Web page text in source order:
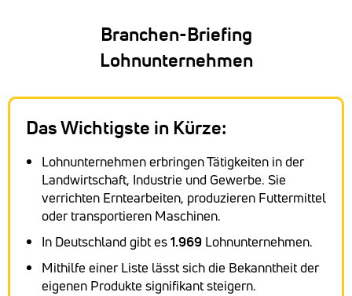
Branchen-Briefing
Lohnunternehmen
Das Wichtigste in Kürze:
Lohnunternehmen erbringen Tätigkeiten in der
Landwirtschaft, Industrie und Gewerbe. Sie
verrichten Erntearbeiten, produzieren Futtermittel
oder transportieren Maschinen.
In Deutschland gibt es1.969 Lohnunternehmen.
Mithilfe einer Liste lässt sich die Bekanntheit der
eigenen Produkte signifikant steigern.